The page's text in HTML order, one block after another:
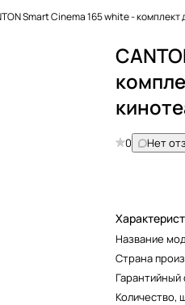
Smart Cinema 165 white -
0 Нет
Название
Страна
Количество,